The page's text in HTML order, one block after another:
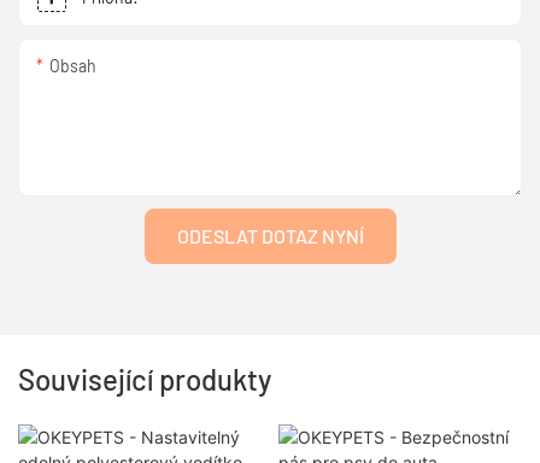
Obsah
ODESLAT DOTAZ NYNÍ
Související produkty